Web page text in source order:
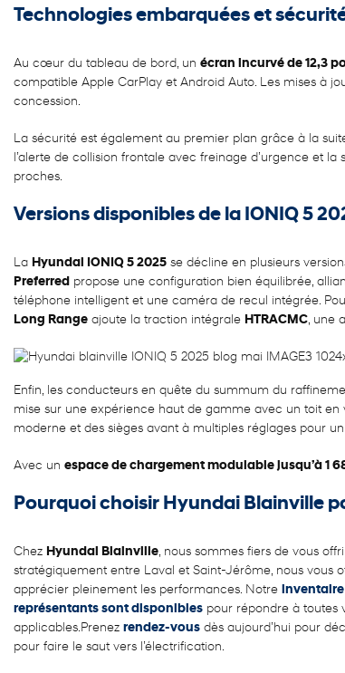
Technologies embarquées et
Au cœur du tableau de bord, un écran incurvé de 12,3
compatible Apple CarPlay et Android Auto. Les mises à
concession.
La sécurité est également au premier plan grâce à la
l’alerte de collision frontale avec freinage d’urgence et
proches.
Versions disponibles de la IONIQ 5
La Hyundai IONIQ 5 2025 se décline en plusieurs
Preferred propose une configuration bien équilibrée,
téléphone intelligent et une caméra de recul intégrée.
Long Range ajoute la traction intégrale HTRACMC, une
Enfin, les conducteurs en quête du summum du
mise sur une expérience haut de gamme avec un toit
moderne et des sièges avant à multiples réglages pour
Avec un espace de chargement modulable jusqu’à 1
Pourquoi choisir Hyundai Blainville
Chez Hyundai Blainville, nous sommes fiers de vous
stratégiquement entre Laval et Saint-Jérôme, nous vous
apprécier pleinement les performances. Notre
représentants sont disponibles pour répondre à toutes
applicables.Prenez rendez-vous dès aujourd’hui pour
pour faire le saut vers l’électrification.